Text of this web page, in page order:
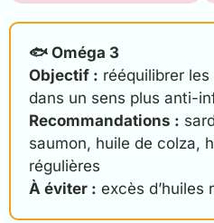
🐟 Oméga 3
Objectif : rééquilibrer
dans un sens plus anti-
Recommandations :
saumon, huile de colza,
régulières
À éviter : excès d’huiles